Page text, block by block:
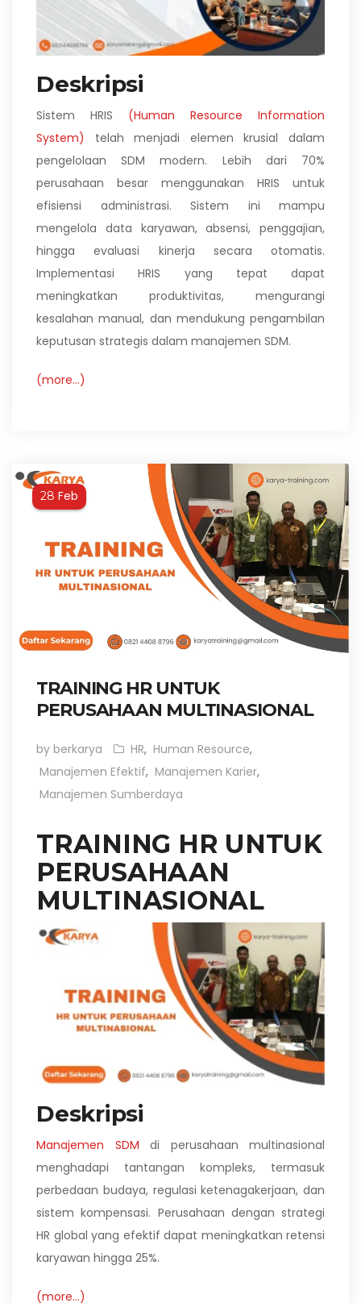
Deskripsi
Sistem HRIS (Human Resource Information
System) telah menjadi elemen krusial dalam
pengelolaan SDM modern. Lebih dari 70%
perusahaan besar menggunakan HRIS untuk
efisiensi administrasi. Sistem ini mampu
mengelola data karyawan, absensi, penggajian,
hingga evaluasi kinerja secara otomatis.
Implementasi HRIS yang tepat dapat
meningkatkan produktivitas, mengurangi
kesalahan manual, dan mendukung pengambilan
keputusan strategis dalam manajemen SDM.
(more…)
28 Feb
TRAINING HR UNTUK
PERUSAHAAN MULTINASIONAL
by berkarya HR, Human Resource,
Manajemen Efektif, Manajemen Karier,
Manajemen Sumberdaya
TRAINING HR UNTUK
PERUSAHAAN
MULTINASIONAL
Deskripsi
Manajemen SDM di perusahaan multinasional
menghadapi tantangan kompleks, termasuk
perbedaan budaya, regulasi ketenagakerjaan, dan
sistem kompensasi. Perusahaan dengan strategi
HR global yang efektif dapat meningkatkan retensi
karyawan hingga 25%.
(more…)